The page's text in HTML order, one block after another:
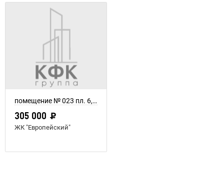
помещение № 023 пл. 6,1 м²
305 000
ЖК "Европейский"